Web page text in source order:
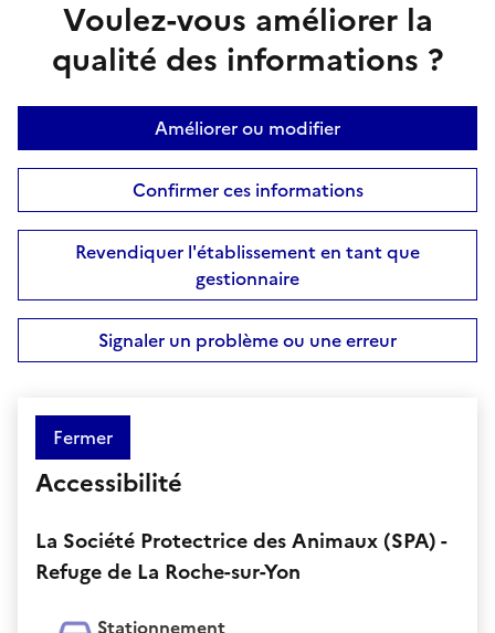
Voulez-vous améliorer la
qualité des informations ?
Améliorer ou modifier
Confirmer ces informations
Revendiquer l'établissement en tant que
gestionnaire
Signaler un problème ou une erreur
Fermer
Accessibilité
La Société Protectrice des Animaux (SPA) -
Refuge de La Roche-sur-Yon
Stationnement